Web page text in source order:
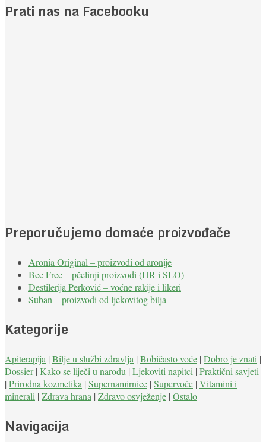
Prati nas na Facebooku
Preporučujemo domaće proizvođače
Aronia Original – proizvodi od aronije
Bee Free – pčelinji proizvodi (HR i SLO)
Destilerija Perković – voćne rakije i likeri
Suban – proizvodi od ljekovitog bilja
Kategorije
Apiterapija | Bilje u službi zdravlja | Bobičasto voće | Dobro je znati |
Dossier| Kako se liječi u narodu | Ljekoviti napitci | Praktični savjeti
| Prirodna kozmetika | Supernamirnice | Supervoće | Vitamini i
minerali | Zdrava hrana | Zdravo osvježenje | Ostalo
Navigacija